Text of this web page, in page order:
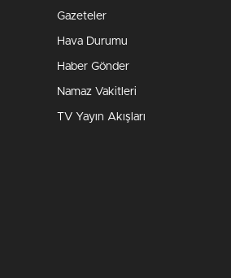
Gazeteler
Hava Durumu
Haber Gönder
Namaz Vakitleri
TV Yayın Akışları